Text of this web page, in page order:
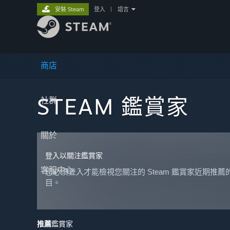
商店
社群
關於
客服中心
安裝 Steam 登入 語言
STEAM 鑑賞家
登入以關注鑑賞家
您必須登入才能檢視您關注的 Steam 鑑賞家近期推薦
目。
推薦鑑賞家